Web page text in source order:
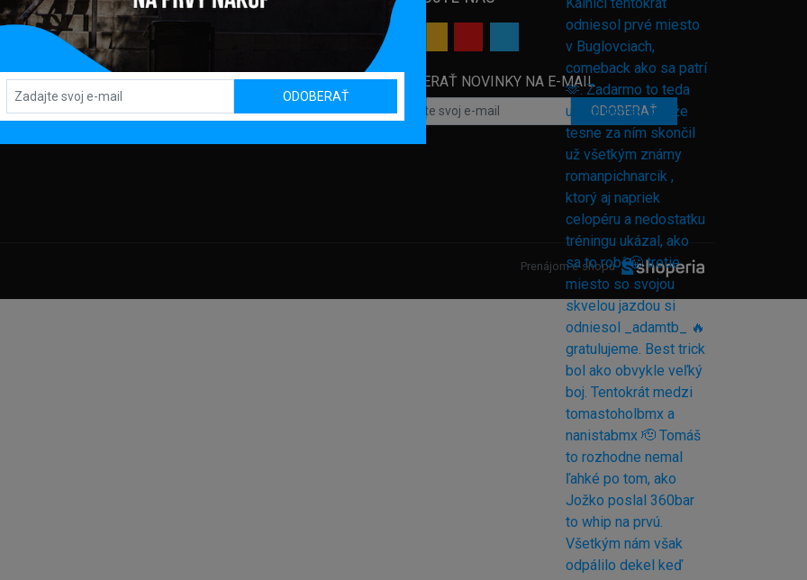
Kpt. Nálepku 450, 082 71 Lipany
ODOBERAŤ NOVINKY NA E-MAIL
ODOBERAŤ
Prenájom e-shopu
ODOBERAŤ